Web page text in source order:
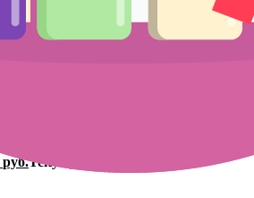
руб.Текущая цена: 750 руб..